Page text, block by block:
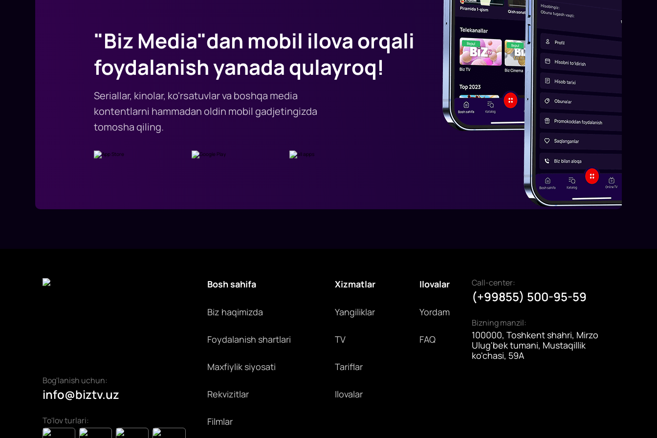
"Biz Media"dan mobil ilova orqali
foydalanish yanada qulayroq!
Seriallar, kinolar, ko'rsatuvlar va boshqa media
kontentlarni hammadan oldin mobil gadjetingizda
tomosha qiling.
Bog'lanish uchun:
info@biztv.uz
To'lov turlari:
Bosh sahifa
Biz haqimizda
Foydalanish shartlari
Maxfiylik siyosati
Rekvizitlar
Filmlar
Xizmatlar
Yangiliklar
TV
Tariflar
Ilovalar
Ilovalar
Yordam
FAQ
Call-center:
(+99855) 500-95-59
Bizning manzil:
100000, Toshkent shahri, Mirzo
Ulug'bek tumani, Mustaqillik
ko'chasi, 59A